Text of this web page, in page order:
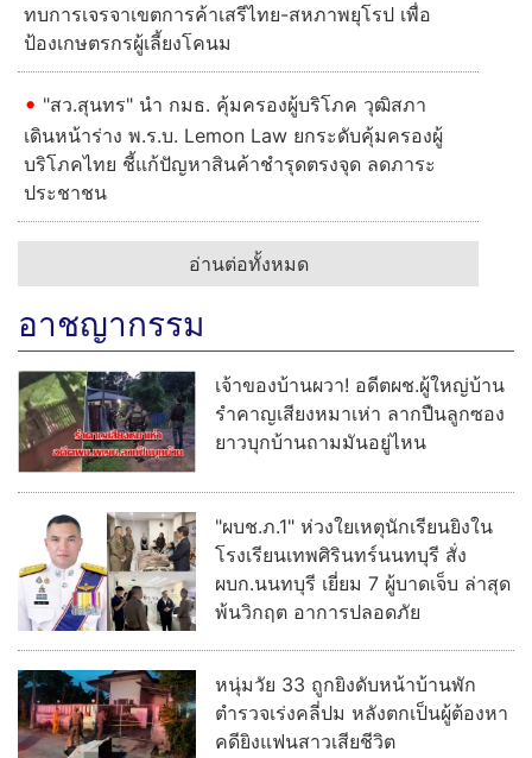
ทบการเจรจาเขตการค้าเสรีไทย-สหภาพยุโรป เพื่อ
ป้องเกษตรกรผู้เลี้ยงโคนม
"สว.สุนทร" นำ กมธ. คุ้มครองผู้บริโภค วุฒิสภา
เดินหน้าร่าง พ.ร.บ. Lemon Law ยกระดับคุ้มครองผู้
บริโภคไทย ชี้แก้ปัญหาสินค้าชำรุดตรงจุด ลดภาระ
ประชาชน
อ่านต่อทั้งหมด
อาชญากรรม
เจ้าของบ้านผวา! อดีตผช.ผู้ใหญ่บ้าน
รำคาญเสียงหมาเห่า ลากปืนลูกซอง
ยาวบุกบ้านถามมันอยู่ไหน
"ผบช.ภ.1" ห่วงใยเหตุนักเรียนยิงใน
โรงเรียนเทพศิรินทร์นนทบุรี สั่ง
ผบก.นนทบุรี เยี่ยม 7 ผู้บาดเจ็บ ล่าสุด
พ้นวิกฤต อาการปลอดภัย
หนุ่มวัย 33 ถูกยิงดับหน้าบ้านพัก
ตำรวจเร่งคลี่ปม หลังตกเป็นผู้ต้องหา
คดียิงแฟนสาวเสียชีวิต